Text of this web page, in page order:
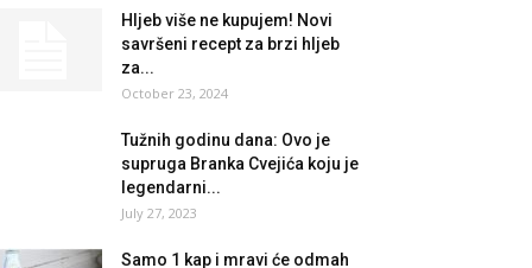
Hljeb više ne kupujem! Novi
savršeni recept za brzi hljeb
za...
October 23, 2024
Tužnih godinu dana: Ovo je
supruga Branka Cvejića koju je
legendarni...
July 27, 2023
Samo 1 kap i mravi će odmah